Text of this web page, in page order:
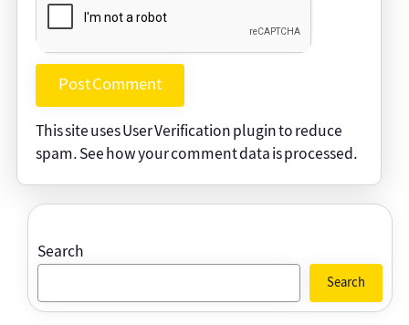
This site uses User Verification plugin to reduce
spam.See how your comment data is processed.
Search
Search